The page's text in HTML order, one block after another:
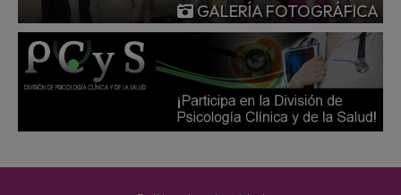
GALERÍA FOTOGRÁFICA